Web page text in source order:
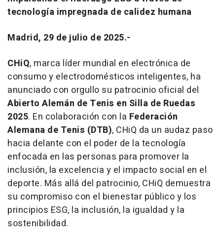
tecnología impregnada de calidez humana
Madrid, 29 de julio de 2025.-
CHiQ, marca líder mundial en electrónica de
consumo y electrodomésticos inteligentes, ha
anunciado con orgullo su patrocinio oficial del
Abierto Alemán de Tenis en Silla de Ruedas
2025. En colaboración con la Federación
Alemana de Tenis (DTB), CHiQ da un audaz paso
hacia delante con el poder de la tecnología
enfocada en las personas para promover la
inclusión, la excelencia y el impacto social en el
deporte. Más allá del patrocinio, CHiQ demuestra
su compromiso con el bienestar público y los
principios ESG, la inclusión, la igualdad y la
sostenibilidad.